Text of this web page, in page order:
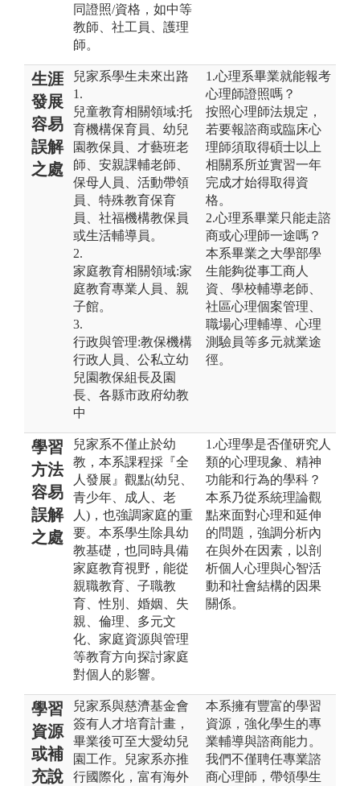
同證照/資格，如中等
教師、社工員、護理
師。
生涯
發展
容易
誤解
之處
兒家系學生未來出路
1.
兒童教育相關領域:托
育機構保育員、幼兒
園教保員、才藝班老
師、安親課輔老師、
保母人員、活動帶領
員、特殊教育保育
員、社福機構教保員
或生活輔導員。
2.
家庭教育相關領域:家
庭教育專業人員、親
子館。
3.
行政與管理:教保機構
行政人員、公私立幼
兒園教保組長及園
長、各縣市政府幼教
中
1.心理系畢業就能報考
心理師證照嗎？
按照心理師法規定，
若要報諮商或臨床心
理師須取得碩士以上
相關系所並實習一年
完成才始得取得資
格。
2.心理系畢業只能走諮
商或心理師一途嗎？
本系畢業之大學部學
生能夠從事工商人
資、學校輔導老師、
社區心理個案管理、
職場心理輔導、心理
測驗員等多元就業途
徑。
學習
方法
容易
誤解
之處
兒家系不僅止於幼
教，本系課程採『全
人發展』觀點(幼兒、
青少年、成人、老
人)，也強調家庭的重
要。本系學生除具幼
教基礎，也同時具備
家庭教育視野，能從
親職教育、子職教
育、性別、婚姻、失
親、倫理、多元文
化、家庭資源與管理
等教育方向探討家庭
對個人的影響。
1.心理學是否僅研究人
類的心理現象、精神
功能和行為的學科？
本系乃從系統理論觀
點來面對心理和延伸
的問題，強調分析內
在與外在因素，以剖
析個人心理與心智活
動和社會結構的因果
關係。
學習
資源
或補
充說
兒家系與慈濟基金會
簽有人才培育計畫，
畢業後可至大愛幼兒
園工作。兒家系亦推
行國際化，富有海外
本系擁有豐富的學習
資源，強化學生的專
業輔導與諮商能力。
我們不僅聘任專業諮
商心理師，帶領學生